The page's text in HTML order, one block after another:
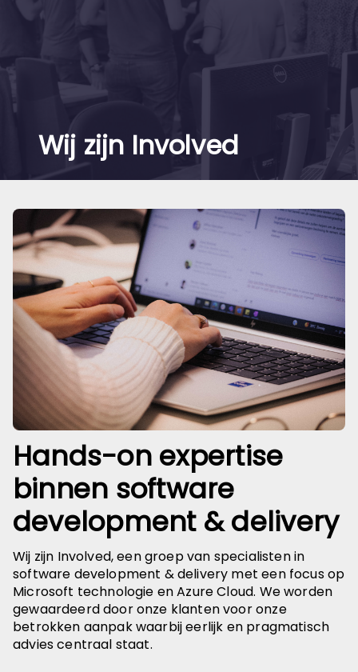
Wij zijn Involved
Hands-on expertise
binnen software
development & delivery
Wij zijn Involved, een groep van specialisten in
software development & delivery met een focus op
Microsoft technologie en Azure Cloud. We worden
gewaardeerd door onze klanten voor onze
betrokken aanpak waarbij eerlijk en pragmatisch
advies centraal staat.